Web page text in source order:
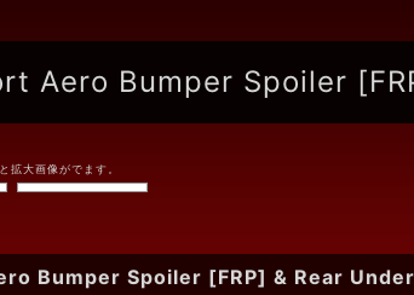
Aero Bumper Spoiler
拡大画像がでます。
Bumper Spoiler [FRP] & Rear